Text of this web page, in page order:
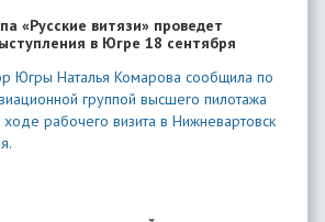
«Русские витязи» проведет
в Югре 18 сентября
Югры Наталья Комарова сообщила по
группой высшего пилотажа
ходе рабочего визита в Нижневартовск